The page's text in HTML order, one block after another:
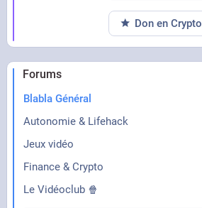
Forums
Blabla Général
Autonomie & Lifehack
Jeux vidéo
Finance & Crypto
Le Vidéoclub 🍿
Don en Crypto